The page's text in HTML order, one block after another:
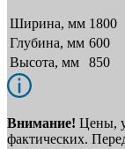
Ширина, мм 1800
Глубина, мм 600
Высота, мм
850
Внимание! Цены,
фактических.